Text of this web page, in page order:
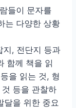
들이 문자를
는 다양한 상황
지, 전단지 등과
함께 책을 읽
을 읽는 것, 형
등을 관찰하
달을 위한 중요